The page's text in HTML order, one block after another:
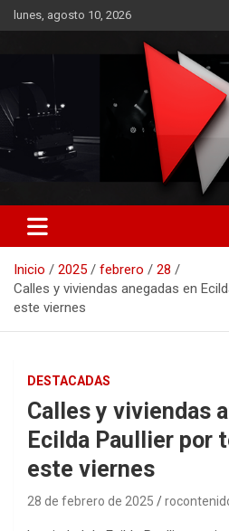
Saltar
al
lunes, agosto 10, 2026
RO CONTENIDOS
Inicio 2025 febrero
28
Calles y viviendas anegadas en
este viernes
DESTACADAS
Calles y viviendas
Ecilda Paullier por
este viernes
28 de febrero de 2025